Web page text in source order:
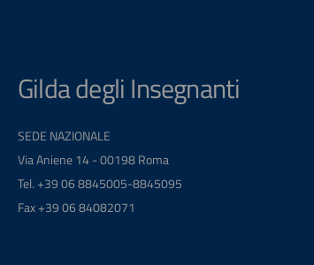
Gilda degli Insegnanti
SEDE NAZIONALE
Via Aniene 14 - 00198 Roma
Tel. +39 06 8845005-8845095
Fax +39 06 84082071